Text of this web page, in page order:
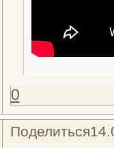
0
Поделиться